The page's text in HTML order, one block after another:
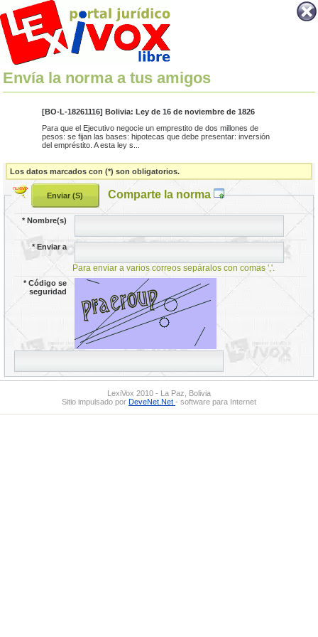
Envía la norma a tus amigos
[BO-L-18261116] Bolivia: Ley de 16 de noviembre de 1826
Para que el Ejecutivo negocie un emprestito de dos millones de
pesos: se fijan las bases: hipotecas que debe presentar: inversión
del empréstito. A esta ley s...
Los datos marcados con (*) son obligatorios.
Comparte la norma
*Nombre(s)
*Enviar a
Para enviar a varios correos sepáralos con comas ','.
*Código se
seguridad
LexiVox 2010 - La Paz, Bolivia
Sitio impulsado por DeveNet.Net - software para Internet